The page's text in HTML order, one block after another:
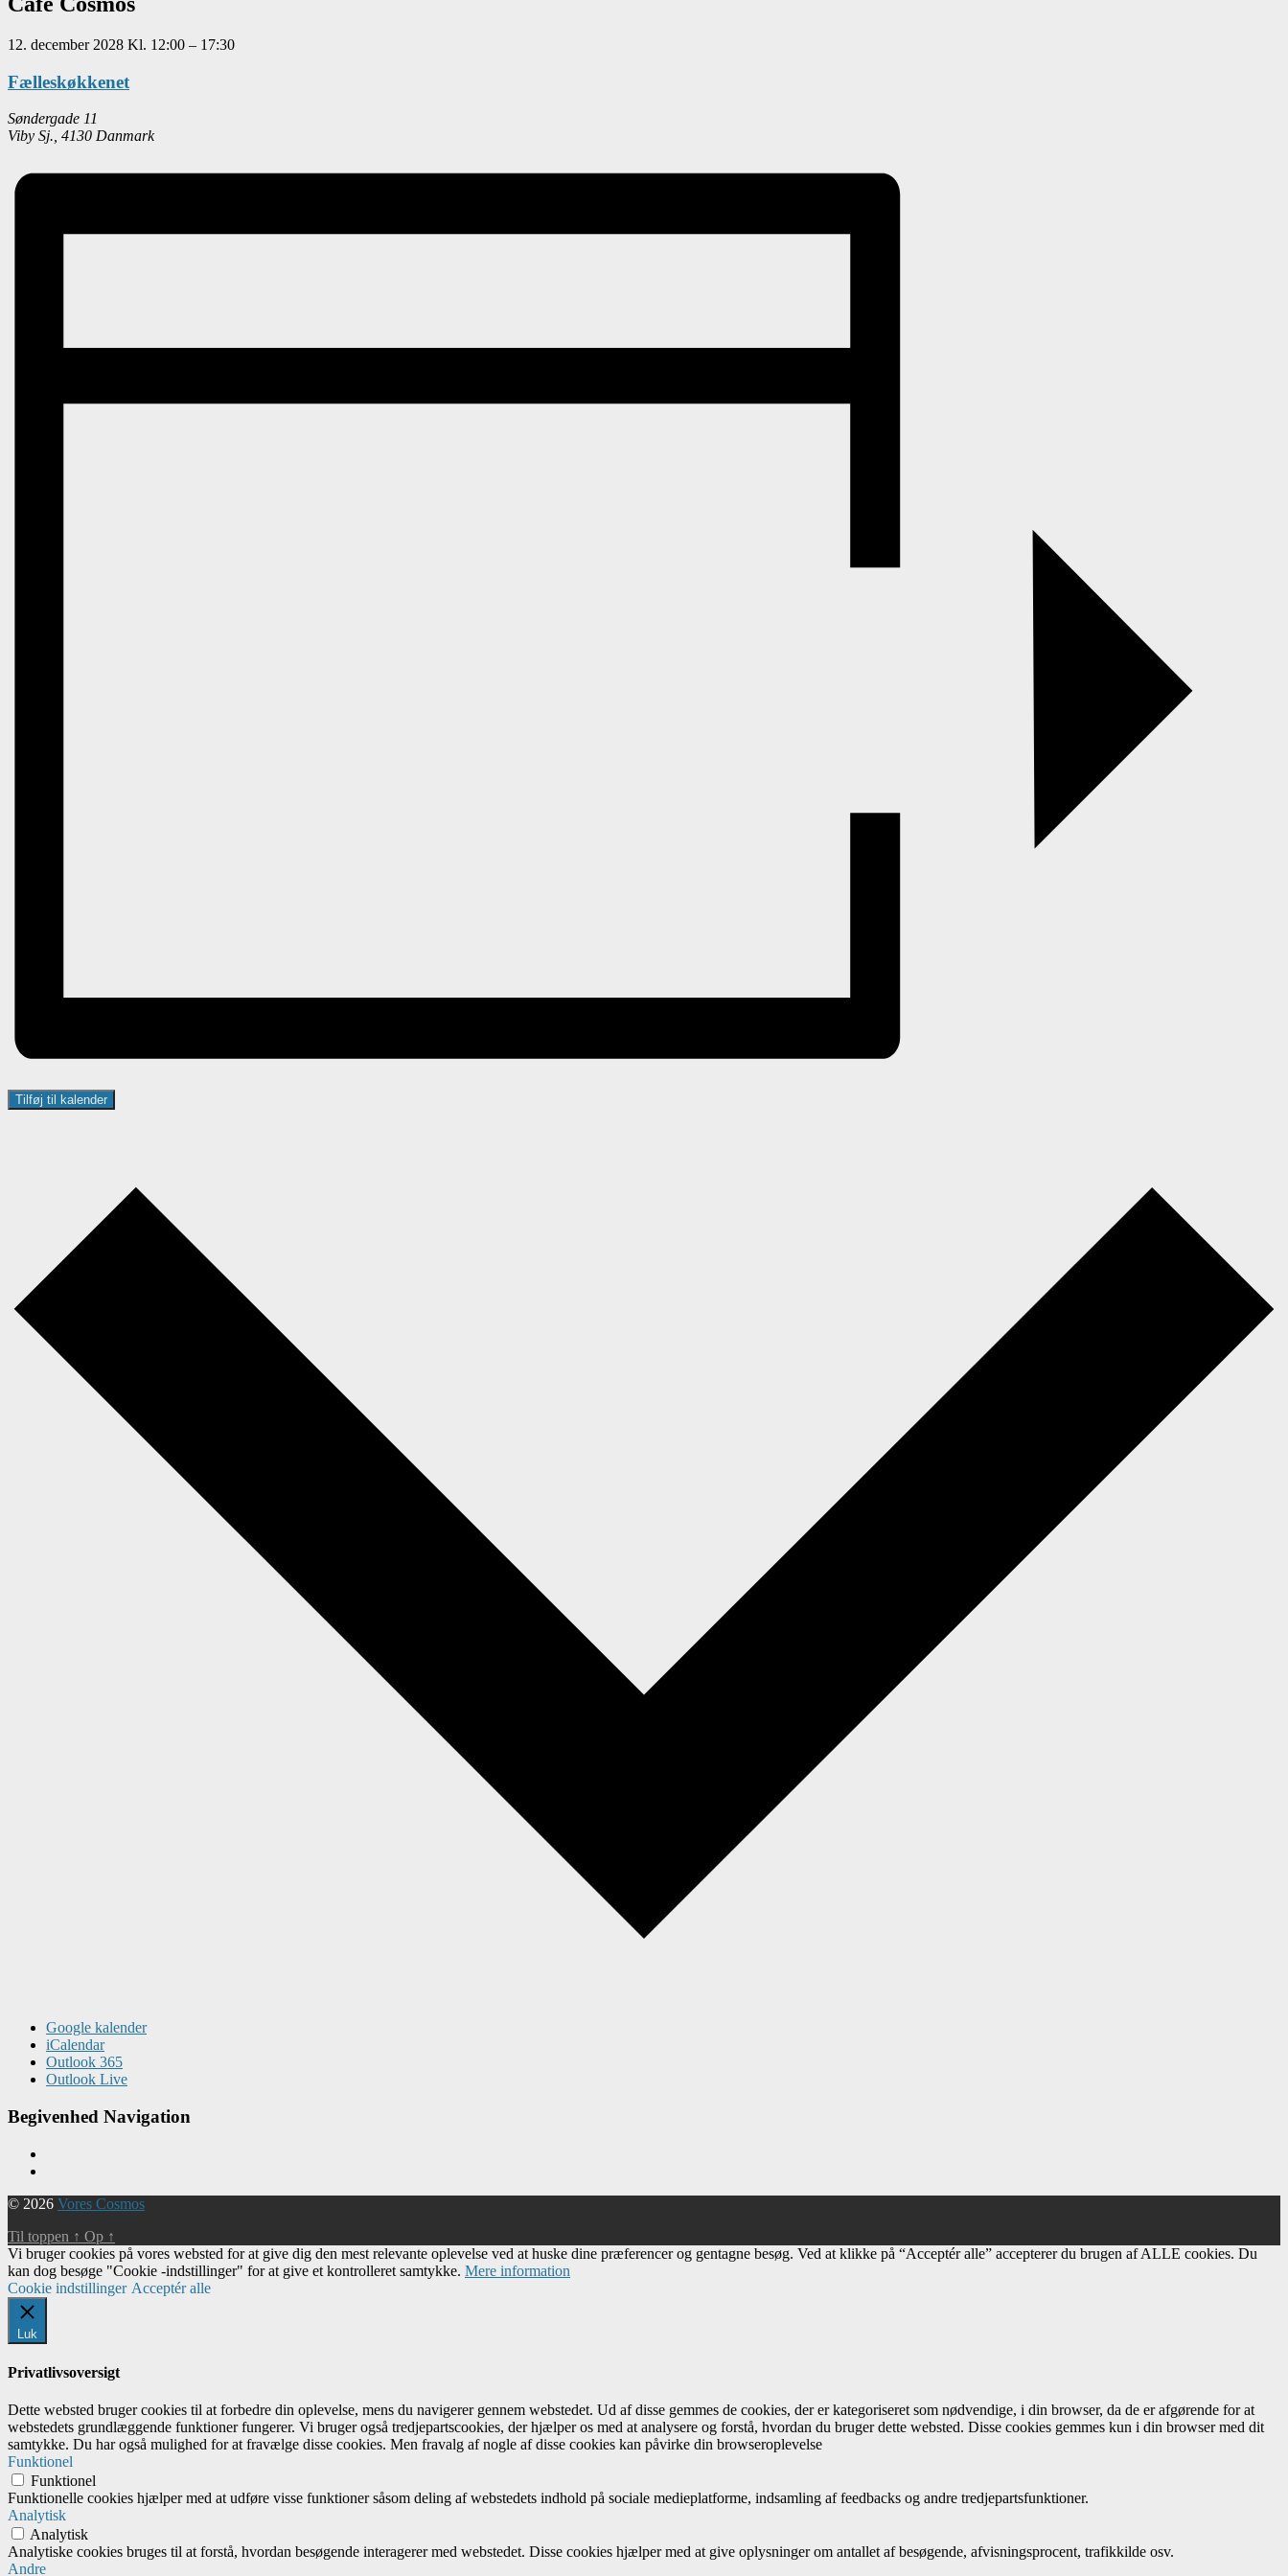
12. december 2028 Kl. 12:00 – 17:30
Fælleskøkkenet
Søndergade 11
Viby Sj. 4130 Danmark
Tilføj til kalender
Google kalender
iCalendar
Outlook 365
Outlook Live
Begivenhed Navigation
© 2026 Vores Cosmos
Til toppen ↑ Op ↑
Vi bruger cookies på vores websted for at give dig den mest relevante oplevelse ved at huske dine præferencer og gentagne besøg. Ved at klikke på “Acceptér alle” accepterer du brugen af ​​ALLE cookies. Du
kan dog besøge "Cookie -indstillinger" for at give et kontrolleret samtykke. Mere information
Cookie indstillinger Acceptér alle
Luk
Privatlivsoversigt
Dette websted bruger cookies til at forbedre din oplevelse, mens du navigerer gennem webstedet. Ud af disse gemmes de cookies, der er kategoriseret som nødvendige, i din browser, da de er afgørende for at
webstedets grundlæggende funktioner fungerer. Vi bruger også tredjepartscookies, der hjælper os med at analysere og forstå, hvordan du bruger dette websted. Disse cookies gemmes kun i din browser med dit
samtykke. Du har også mulighed for at fravælge disse cookies. Men fravalg af nogle af disse cookies kan påvirke din browseroplevelse
Funktionel
Funktionel
Funktionelle cookies hjælper med at udføre visse funktioner såsom deling af webstedets indhold på sociale medieplatforme, indsamling af feedbacks og andre tredjepartsfunktioner.
Analytisk
Analytisk
Analytiske cookies bruges til at forstå, hvordan besøgende interagerer med webstedet. Disse cookies hjælper med at give oplysninger om antallet af besøgende, afvisningsprocent, trafikkilde osv.
Andre